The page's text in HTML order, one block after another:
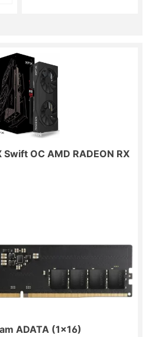
OC AMD RADEON RX
ADATA (1x16)